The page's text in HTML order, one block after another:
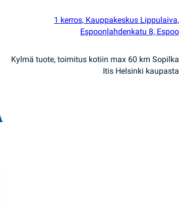
1 kerros, Kauppakeskus Lippulaiva,
Espoonlahdenkatu 8, Espoo
Kylmä tuote, toimitus kotiin max 60 km Sopilka
Itis Helsinki kaupasta